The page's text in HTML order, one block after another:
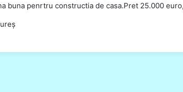
buna penrtru constructia de casa.Pret 25.000